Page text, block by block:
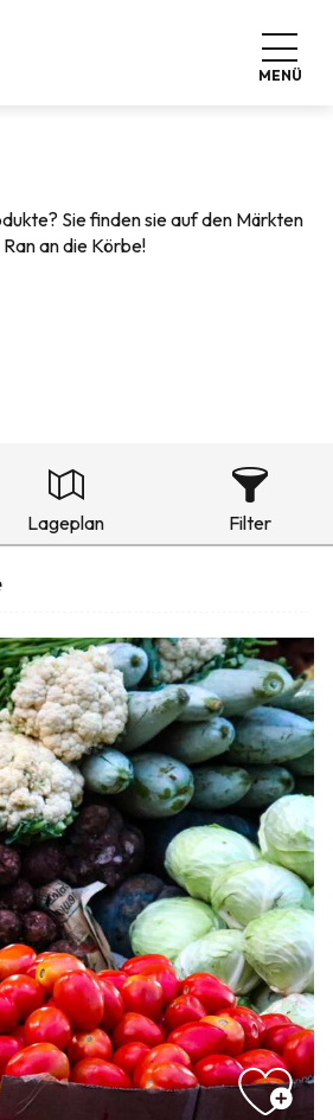
MENÜ
Märkte
aux favoris
Sie finden sie auf den Märkten
an die Körbe!
Lageplan Filter